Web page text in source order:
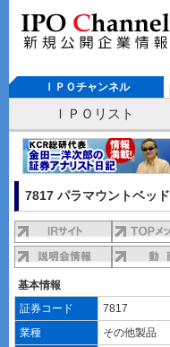
ＩＰＯチャンネル
ＩＰＯリスト
7817 パラマウントベッ
基本情報
証券コード
7817
業種
その他製品